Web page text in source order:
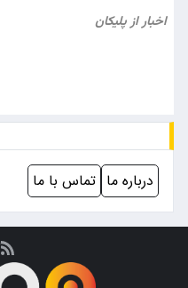
درباره ما تماس با ما